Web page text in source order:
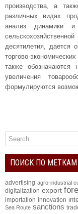
производства, а
различных видах
анализ динамики и
десятилетия, дается
торгово-
также обозначаются
увеличения
формулируются
ПОИСК ПО МЕТКАМ
advertising agro-industrial
digitalization export
importation innovation
Sea Route sanctions